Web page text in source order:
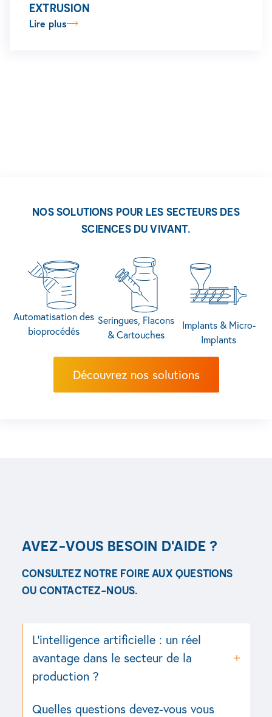
EXTRUSION
Lire plus
NOS SOLUTIONS POUR LES SECTEURS DES
SCIENCES DU VIVANT.
Automatisation des bioprocédés
Automatisation des
bioprocédés
Seringues, Flacons
& Cartouches
Implants & Micro-
Implants
Découvrez nos solutions
AVEZ-VOUS BESOIN D'AIDE ?
CONSULTEZ NOTRE FOIRE AUX QUESTIONS
OU CONTACTEZ-NOUS.
Contactez-nous
L’intelligence artificielle : un réel
avantage dans le secteur de la
production ?
Quelles questions devez-vous vous